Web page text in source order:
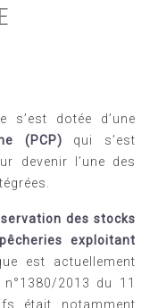
s’est dotée d’une
(PCP) qui s’est
devenir l’une des
des stocks
exploitant
est actuellement
2013 du 11
était notamment